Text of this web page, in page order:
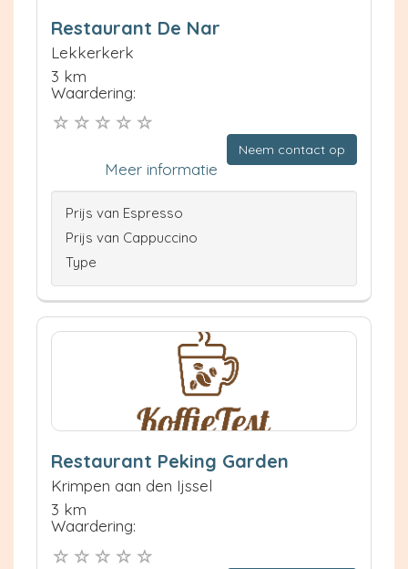
Restaurant De Nar
Lekkerkerk
3 km
Waardering:
Neem contact op
Meer informatie
Prijs van Espresso
Prijs van Cappuccino
Type
Restaurant Peking Garden
Krimpen aan den Ijssel
3 km
Waardering: